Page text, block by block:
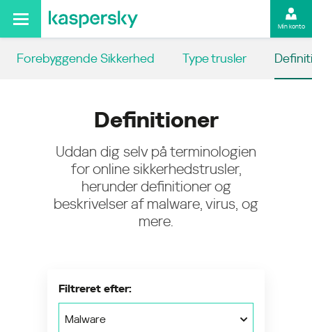
Min konto
Forebyggende Sikkerhed Type trusler
Definitioner
Uddan dig selv på terminologien
for online sikkerhedstrusler,
herunder definitioner og
beskrivelser af malware, virus, og
mere.
Filtreret efter:
Malware